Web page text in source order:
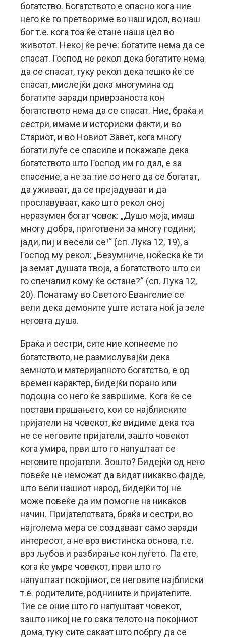
богатство. Богатството е опасно кога ние
него ќе го претвориме во наш идол, во наш
бог т.е. кога тоа ќе стане наша цел во
животот. Некој ќе рече: богатите нема да се
спасат. Господ не рекол дека богатите нема
да се спасат, туку рекол дека тешко ќе се
спасат, мислејќи дека многумина од
богатите заради приврзаноста кон
богатството нема да се спасат. Ние, браќа и
сестри, имаме и историски факти, и во
Стариот, и во Новиот Завет, кога многу
богати луѓе се спасиле и покажале дека
богатството што Господ им го дал, е за
спасение, а не за тие со него да се богатат,
да уживаат, да се прејадуваат и да
прославуваат, како што рекол оној
неразумен богат човек: „Душо моја, имаш
многу добра, приготвени за многу години;
јади, пиј и весели се!“ (сп. Лука 12, 19), а
Господ му рекол: „Безумниче, ноќеска ќе ти
ја земат душата твоја, а богатството што си
го спечалил кому ќе остане?“ (сп. Лука 12,
20). Понатаму во Светото Евангелие се
вели дека демоните уште истата ноќ ја зеле
неговта душа.
Браќа и сестри, сите ние копнееме по
богатството, не размислувајќи дека
земното и материјалното богатство, е од
времен карактер, бидејќи порано или
подоцна со него ќе завршиме. Кога ќе се
постави прашањето, кои се најблиските
пријатели на човекот, ќе видиме дека тоа
не се неговите пријатели, зашто човекот
кога умира, први што го напуштаат се
неговите пројатели. Зошто? Бидејќи од него
повеќе не неможат да видат никакво фајде,
што вели нашиот народ, бидејќи тој не
може повеќе да им помогне на никаков
начин. Пријателствата, браќа и сестри, во
најголема мера се создаваат само заради
интересот, а не врз вистинска основа, т.е.
врз љубов и разбирање кон луѓето. Па ете,
кога ќе умре човекот, први што го
напуштаат покојниот, се неговите најблиски
т.е. родителите, роднините и пријателите.
Тие се оние што го напуштаат човекот,
зашто никој не го сака телото на покојниот
дома, туку сите сакаат што побргу да се